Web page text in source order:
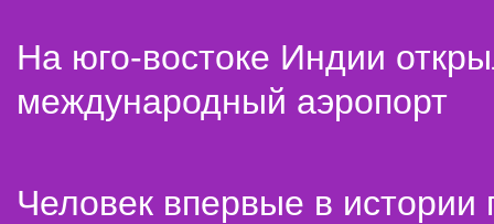
На юго-востоке Индии
международный аэропорт
Человек впервые в истории